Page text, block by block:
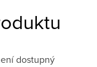
dostupný